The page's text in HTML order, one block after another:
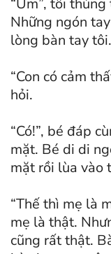
“Ừm”, tôi thủng
Những ngón
lòng bàn tay tôi.
“Con có cảm
hỏi.
“Có!”, bé đáp
mặt. Bé di di
mặt rồi lùa vào
“Thế thì mẹ là
mẹ là thật.
cũng rất thật.